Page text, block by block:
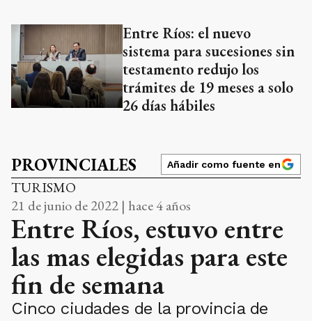
Entre Ríos: el nuevo
sistema para sucesiones sin
testamento redujo los
trámites de 19 meses a solo
26 días hábiles
PROVINCIALES Añadir como fuente en
TURISMO
21 de junio de 2022 | hace 4 años
Entre Ríos, estuvo entre
las mas elegidas para este
fin de semana
Cinco ciudades de la provincia de